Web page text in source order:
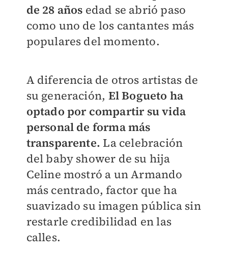
de 28 años edad se abrió paso
como uno de los cantantes más
populares del momento.
A diferencia de otros artistas de
su generación, El Bogueto ha
optado por compartir su vida
personal de forma más
transparente. La celebración
del baby shower de su hija
Celine mostró a un Armando
más centrado, factor que ha
suavizado su imagen pública sin
restarle credibilidad en las
calles.